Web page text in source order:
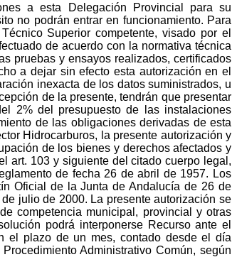
a esta Delegación Provincial para su
no podrán entrar en funcionamiento. Para
Superior competente, visado por el
de acuerdo con la normativa técnica
pruebas y ensayos realizados, certificados
a dejar sin efecto esta autorización en el
inexacta de los datos suministrados, u
de la presente, tendrán que presentar
2% del presupuesto de las instalaciones
de las obligaciones derivadas de esta
Hidrocarburos, la presente autorización y
de los bienes y derechos afectados y
art. 103 y siguiente del citado cuerpo legal,
de fecha 26 de abril de 1957. Los
Oficial de la Junta de Andalucía de 26 de
julio de 2000. La presente autorización se
competencia municipal, provincial y otras
podrá interponerse Recurso ante el
el plazo de un mes, contado desde el día
Administrativo Común, según